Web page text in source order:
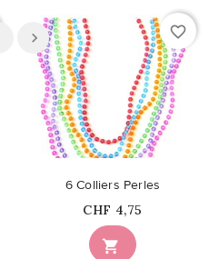
favorite_border

6 Colliers Perles
Prix
CHF 4,75